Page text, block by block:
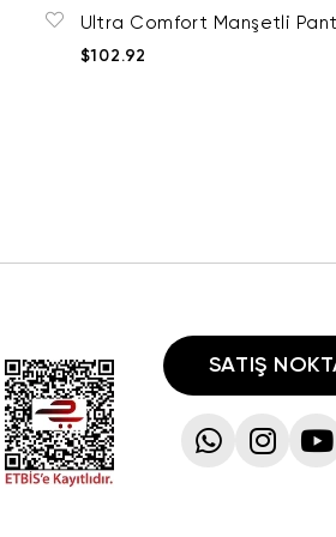
Ultra Comfort Manşetli
$102.92
SATIŞ